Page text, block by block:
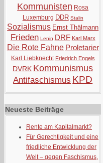
Kommunisten Rosa
Luxemburg DDR Stalin
Sozialismus Ernst Thälmann
Frieden Lenin DRF Karl Marx
Die Rote Fahne Proletarier
Karl Liebknecht Friedrich Engels
DVRK Kommunismus
Antifaschismus KPD
Neueste Beiträge
Rente am Kapitalmarkt?
Für Gerechtigkeit und eine
friedliche Entwicklung der
Welt – gegen Faschismus,